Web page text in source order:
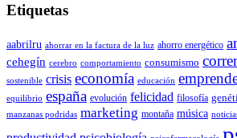
Etiquetas
aabrilru ahorrar en la factura de la luz ahorro energético
cehegín cerebro comportamiento consumismo correr
sostenible crisis economía educación
equilibrio españa evolución felicidad filosofía
manzanas podridas marketing montaña música